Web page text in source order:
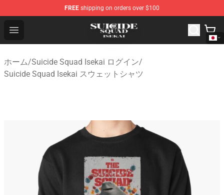
FREE shipping on orders over $100
Open menu
Suicide Squad Isekai Store - Official Suicide Squad
ホーム/Suicide Squad Isekai ログイン/
Suicide Squad Isekai スウェットシャツ